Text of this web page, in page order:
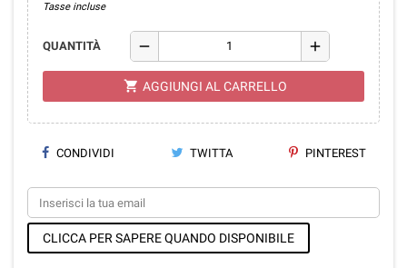
Tasse incluse
QUANTITÀ remove add
shopping_cart AGGIUNGI AL CARRELLO
CONDIVIDI TWITTA PINTEREST
CLICCA PER SAPERE QUANDO DISPONIBILE